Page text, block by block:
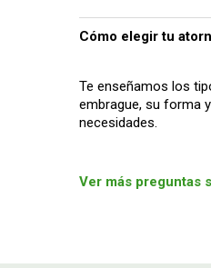
Cómo elegir tu
Te enseñamos los
embrague, su forma
necesidades.
Ver más preguntas